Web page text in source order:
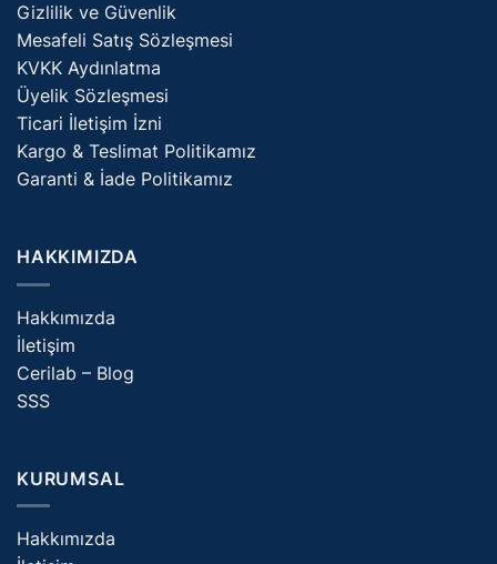
Gizlilik ve Güvenlik
Mesafeli Satış Sözleşmesi
KVKK Aydınlatma
Üyelik Sözleşmesi
Ticari İletişim İzni
Kargo & Teslimat Politikamız
Garanti & İade Politikamız
HAKKIMIZDA
Hakkımızda
İletişim
Cerilab – Blog
SSS
KURUMSAL
Hakkımızda